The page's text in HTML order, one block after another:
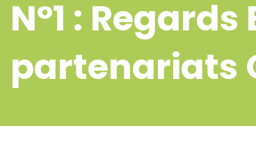
N°1 :
partenariats